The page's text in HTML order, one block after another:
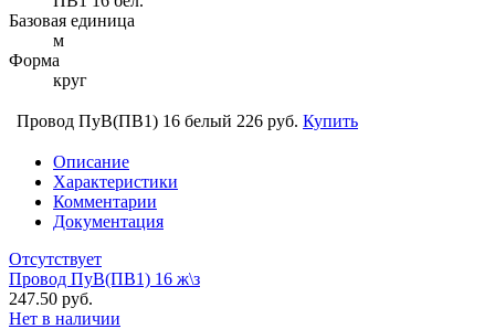
Базовая единица
м
Форма
круг
Провод ПуВ(ПВ1) 16 белый 226 руб. Купить
Описание
Характеристики
Комментарии
Документация
Отсутствует
Провод ПуВ(ПВ1) 16 ж\з
247.50 руб.
Нет в наличии